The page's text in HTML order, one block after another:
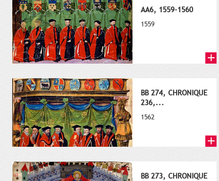
AA6, 1559-1560
1559
BB 274, CHRONIQUE
236,...
1562
BB 273, CHRONIQUE